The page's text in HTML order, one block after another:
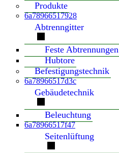
Produkte
6a78966517928
Abtrenngitter
Feste Abtrennungen
Hubtore
Befestigungstechnik
6a78966517d3c
Gebäudetechnik
Beleuchtung
6a78966517f47
Seitenlüftung